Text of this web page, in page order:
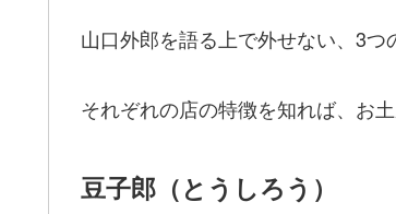
山口外郎を語る上で外せない、3つ
それぞれの店の特徴を知れば、お
豆子郎（とうしろう）